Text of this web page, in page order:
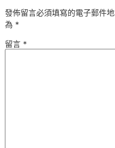
發佈留言必須填寫的電子郵件
為 *
留言 *